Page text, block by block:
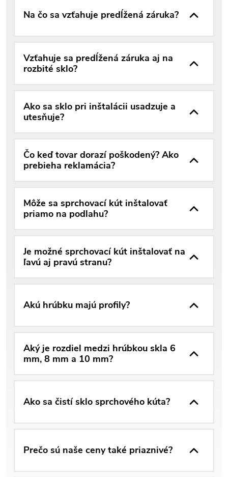
Na čo sa vzťahuje predĺžená záruka?
Vzťahuje sa predĺžená záruka aj na
rozbité sklo?
Ako sa sklo pri inštalácii usadzuje a
utesňuje?
Čo keď tovar dorazí poškodený? Ako
prebieha reklamácia?
Môže sa sprchovací kút inštalovať
priamo na podlahu?
Je možné sprchovací kút inštalovať na
ľavú aj pravú stranu?
Akú hrúbku majú profily?
Aký je rozdiel medzi hrúbkou skla 6
mm, 8 mm a 10 mm?
Ako sa čistí sklo sprchového kúta?
Prečo sú naše ceny také priaznivé?